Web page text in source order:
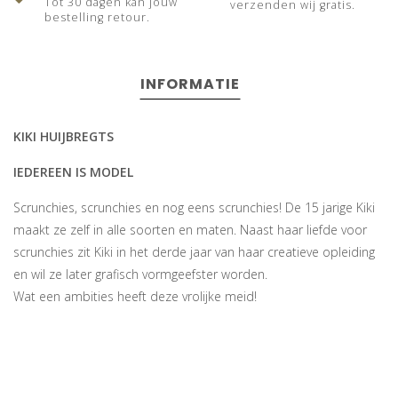
bestelling retour.
verzenden wij gratis.
INFORMATIE
KIKI HUIJBREGTS
IEDEREEN IS MODEL
Scrunchies, scrunchies en nog eens scrunchies! De 15 jarige Kiki
maakt ze zelf in alle soorten en maten. Naast haar liefde voor
scrunchies zit Kiki in het derde jaar van haar creatieve opleiding
en wil ze later grafisch vormgeefster worden.
Wat een ambities heeft deze vrolijke meid!